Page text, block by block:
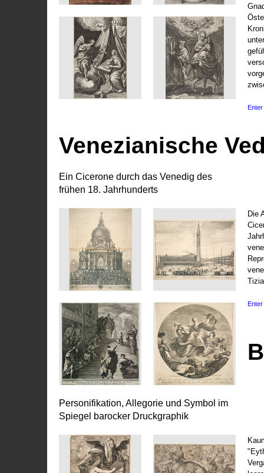
Enter
Venezianische
Ein Cicerone durch das Venedig des
frühen 18. Jahrhunderts
Die
Enter
Personifikation, Allegorie und Symbol im
Spiegel barocker Druckgraphik